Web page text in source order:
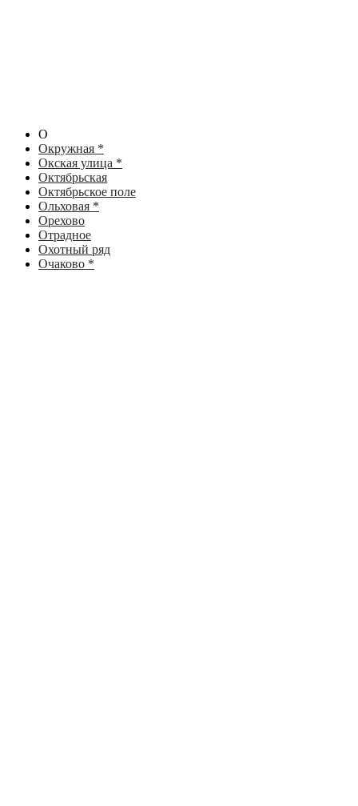
О
Окружная *
Окская улица *
Октябрьская
Октябрьское поле
Ольховая *
Орехово
Отрадное
Охотный ряд
Очаково *